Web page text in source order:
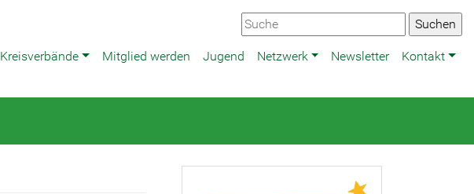
Kreisverbände Mitglied werden Jugend Netzwerk Newsletter Kontakt